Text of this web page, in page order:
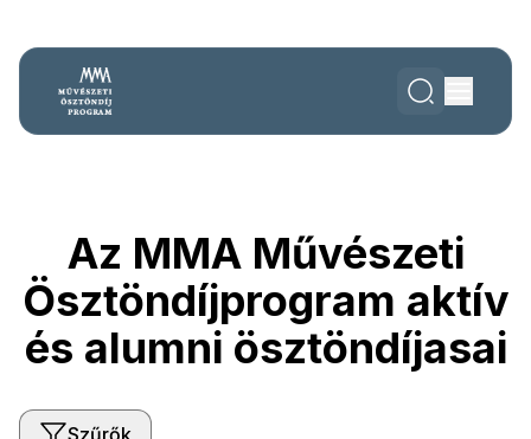
Az MMA Művészeti
Ösztöndíjprogram aktív
és alumni ösztöndíjasai
Szűrők